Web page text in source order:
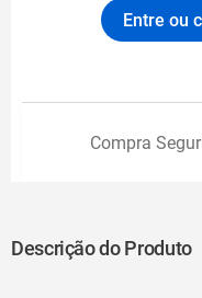
Entre ou
Compra
Descrição do Produto